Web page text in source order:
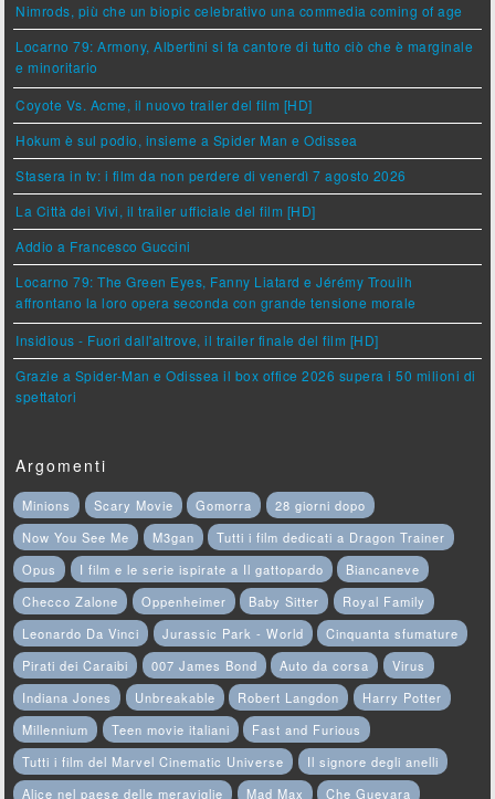
Nimrods, più che un biopic celebrativo una commedia coming of age
Locarno 79: Armony, Albertini si fa cantore di tutto ciò che è marginale
e minoritario
Coyote Vs. Acme, il nuovo trailer del film [HD]
Hokum è sul podio, insieme a Spider Man e Odissea
Stasera in tv: i film da non perdere di venerdì 7 agosto 2026
La Città dei Vivi, il trailer ufficiale del film [HD]
Addio a Francesco Guccini
Locarno 79: The Green Eyes, Fanny Liatard e Jérémy Trouilh
affrontano la loro opera seconda con grande tensione morale
Insidious - Fuori dall'altrove, il trailer finale del film [HD]
Grazie a Spider-Man e Odissea il box office 2026 supera i 50 milioni di
spettatori
Argomenti
Minions Scary Movie Gomorra
28 giorni dopo
Now You See Me
M3gan
Tutti i film dedicati a Dragon Trainer
Opus
I film e le serie ispirate a Il gattopardo
Biancaneve
Checco Zalone
Oppenheimer Baby Sitter
Royal Family
Leonardo Da Vinci
Jurassic Park - World
Cinquanta sfumature
Pirati dei Caraibi
007 James Bond Auto da corsa
Virus
Indiana Jones
Unbreakable Robert Langdon
Harry Potter
Millennium
Teen movie italiani
Fast and Furious
Tutti i film del Marvel Cinematic Universe
Il signore degli anelli
Alice nel paese delle meraviglie
Mad Max Che Guevara